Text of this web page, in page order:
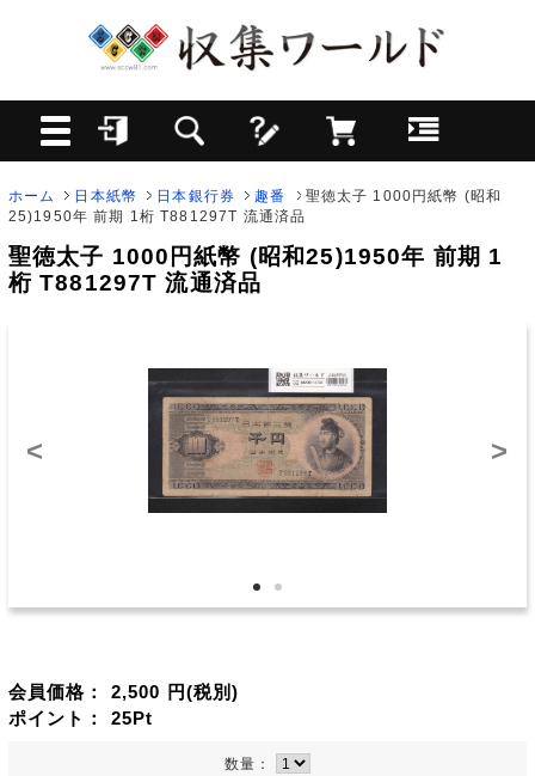
ホーム 日本紙幣 日本銀行券 趣番
聖徳太子 1000円紙幣 (昭和
25)1950年 前期 1桁 T881297T 流通済品
聖徳太子 1000円紙幣 (昭和25)1950年 前期 1
桁 T881297T 流通済品
< >
会員価格： 2,500 円(税別)
ポイント： 25Pt
数量：